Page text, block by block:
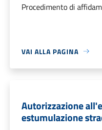
Procedimento di
VAI ALLA PAGINA
Autorizzazione
estumulazione